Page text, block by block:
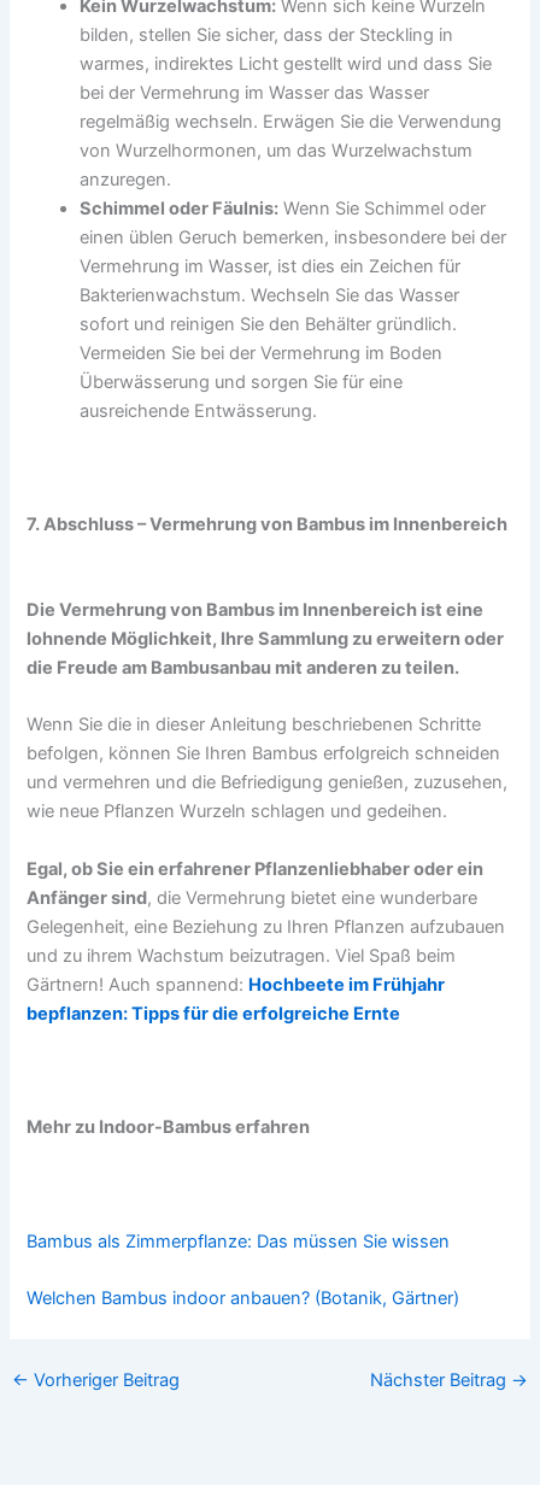
Kein Wurzelwachstum: Wenn sich keine Wurzeln
bilden, stellen Sie sicher, dass der Steckling in
warmes, indirektes Licht gestellt wird und dass Sie
bei der Vermehrung im Wasser das Wasser
regelmäßig wechseln. Erwägen Sie die Verwendung
von Wurzelhormonen, um das Wurzelwachstum
anzuregen.
Schimmel oder Fäulnis: Wenn Sie Schimmel oder
einen üblen Geruch bemerken, insbesondere bei der
Vermehrung im Wasser, ist dies ein Zeichen für
Bakterienwachstum. Wechseln Sie das Wasser
sofort und reinigen Sie den Behälter gründlich.
Vermeiden Sie bei der Vermehrung im Boden
Überwässerung und sorgen Sie für eine
ausreichende Entwässerung.
7. Abschluss – Vermehrung von Bambus im Innenbereich
Die Vermehrung von Bambus im Innenbereich ist eine
lohnende Möglichkeit, Ihre Sammlung zu erweitern oder
die Freude am Bambusanbau mit anderen zu teilen.
Wenn Sie die in dieser Anleitung beschriebenen Schritte
befolgen, können Sie Ihren Bambus erfolgreich schneiden
und vermehren und die Befriedigung genießen, zuzusehen,
wie neue Pflanzen Wurzeln schlagen und gedeihen.
Egal, ob Sie ein erfahrener Pflanzenliebhaber oder ein
Anfänger sind, die Vermehrung bietet eine wunderbare
Gelegenheit, eine Beziehung zu Ihren Pflanzen aufzubauen
und zu ihrem Wachstum beizutragen. Viel Spaß beim
Gärtnern! Auch spannend: Hochbeete im Frühjahr
bepflanzen: Tipps für die erfolgreiche Ernte
Mehr zu Indoor-Bambus erfahren
Bambus als Zimmerpflanze: Das müssen Sie wissen
Welchen Bambus indoor anbauen? (Botanik, Gärtner)
← Vorheriger Beitrag Nächster Beitrag →